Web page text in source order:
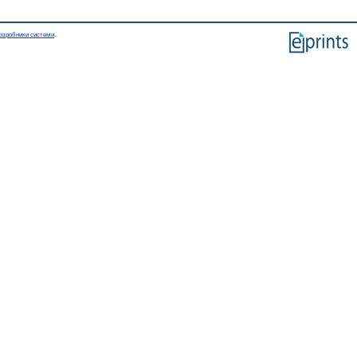
системи